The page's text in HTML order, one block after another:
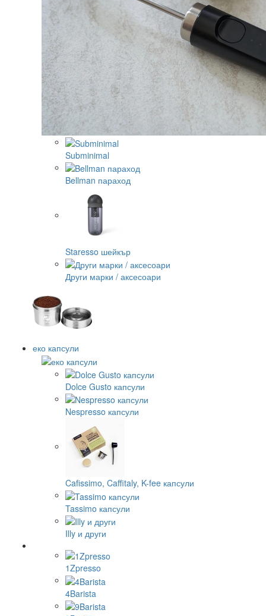
Subminimal
Bellman параход
Staresso шейкър
Други марки / аксесоари
еко капсули
Dolce Gusto капсули
Nespresso капсули
Cafissimo, Caffitaly, K-fee капсули
Tassimo капсули
Illy и други
1Zpresso
4Barista